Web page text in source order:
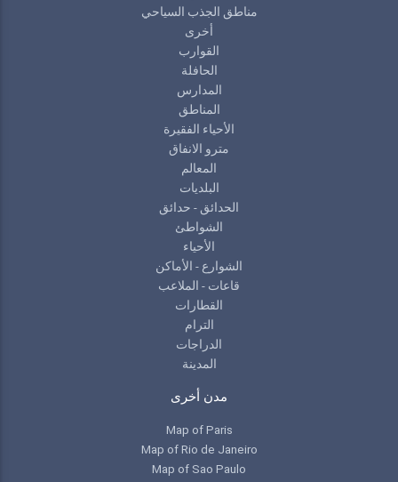
مناطق الجذب السياحي
أخرى
القوارب
الحافلة
المدارس
المناطق
الأحياء الفقيرة
مترو الانفاق
المعالم
البلديات
الحدائق - حدائق
الشواطئ
الأحياء
الشوارع - الأماكن
قاعات - الملاعب
القطارات
الترام
الدراجات
المدينة
مدن أخرى
Map of Paris
Map of Rio de Janeiro
Map of Sao Paulo